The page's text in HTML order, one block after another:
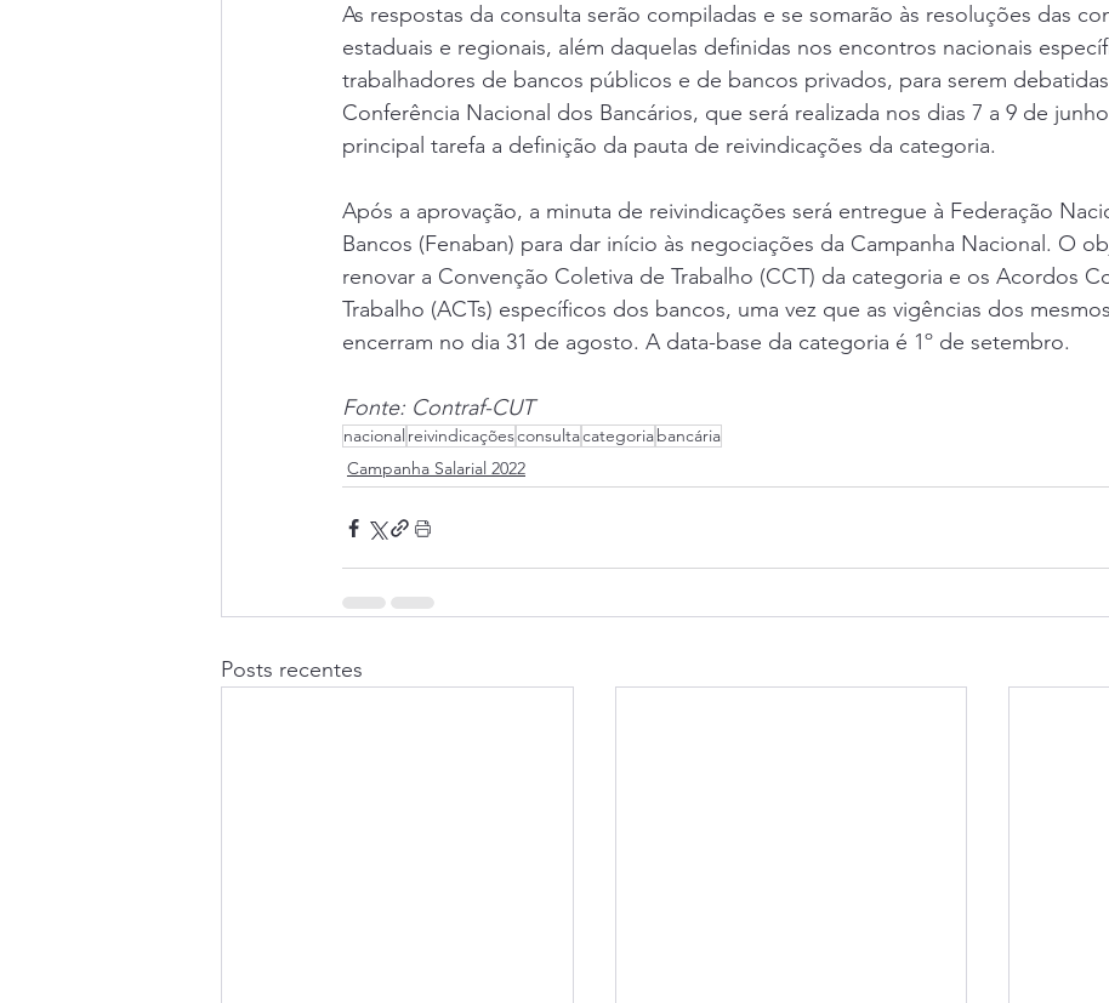
As respostas da consulta serão compiladas e se somarão às resoluções das
estaduais e regionais, além daquelas definidas nos encontros nacionais
trabalhadores de bancos públicos e de bancos privados, para serem
Conferência Nacional dos Bancários, que será realizada nos dias 7 a 9 de
principal tarefa a definição da pauta de reivindicações da categoria.
Após a aprovação, a minuta de reivindicações será entregue à Federação
Bancos (Fenaban) para dar início às negociações da Campanha Nacional. O
renovar a Convenção Coletiva de Trabalho (CCT) da categoria e os Acordos
Trabalho (ACTs) específicos dos bancos, uma vez que as vigências dos
encerram no dia 31 de agosto. A data-base da categoria é 1º de setembro.
Fonte: Contraf-CUT
nacional reivindicaçõesconsultacategoriabancária
Campanha Salarial 2022
Posts recentes